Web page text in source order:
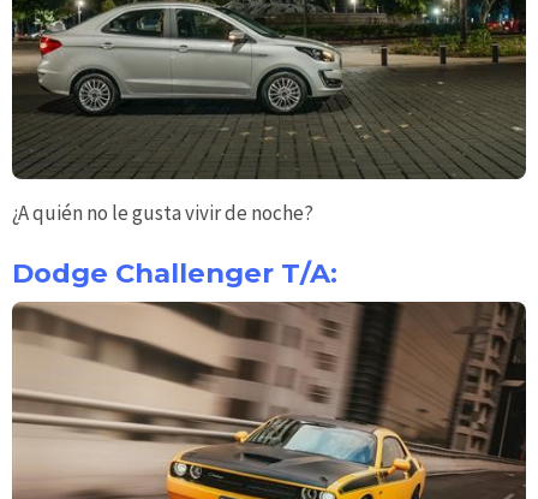
¿A quién no le gusta vivir de noche?
Dodge Challenger T/A: